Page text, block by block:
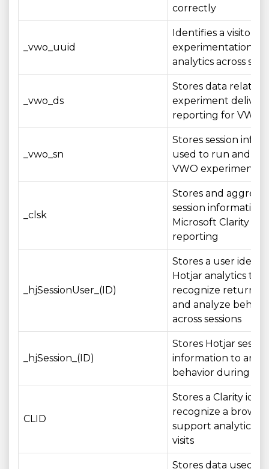
correctly
_vwo_uuid
Identifies a visitor
experimentation
analytics across
_vwo_ds
Stores data related
experiment
reporting for VWO
_vwo_sn
Stores session
used to run and
VWO experiments
_clsk
Stores and
session information
Microsoft Clarity
reporting
_hjSessionUser_(ID)
Stores a user
Hotjar analytics to
recognize
and analyze
across sessions
_hjSession_(ID)
Stores Hotjar
information to
behavior during a
CLID
Stores a Clarity
recognize a
support analytics
visits
Stores data used by